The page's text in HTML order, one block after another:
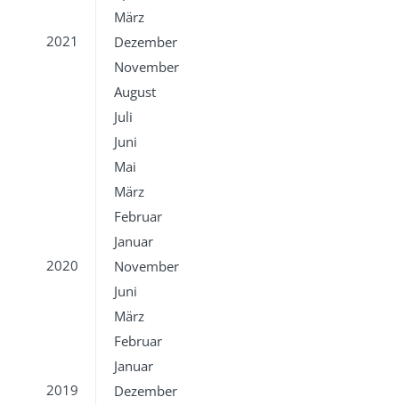
März
2021
Dezember
November
August
Juli
Juni
Mai
März
Februar
Januar
2020
November
Juni
März
Februar
Januar
2019
Dezember